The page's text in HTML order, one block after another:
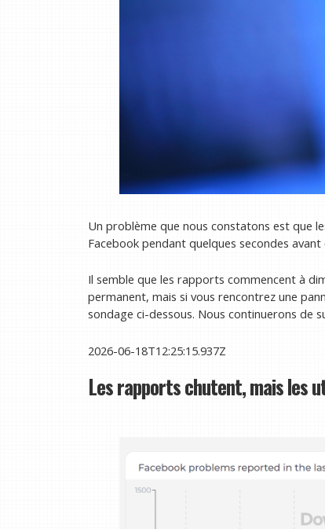
Un problème que nous constatons est que
Facebook pendant quelques secondes
Il semble que les rapports commencent à
permanent, mais si vous rencontrez une
sondage ci-dessous. Nous continuerons de
2026-06-18T12:25:15.937Z
Les rapports chutent, mais les